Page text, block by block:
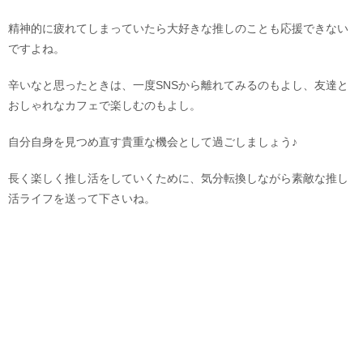
精神的に疲れてしまっていたら大好きな推しのことも応援できない
ですよね。
辛いなと思ったときは、一度SNSから離れてみるのもよし、友達と
おしゃれなカフェで楽しむのもよし。
自分自身を見つめ直す貴重な機会として過ごしましょう♪
長く楽しく推し活をしていくために、気分転換しながら素敵な推し
活ライフを送って下さいね。